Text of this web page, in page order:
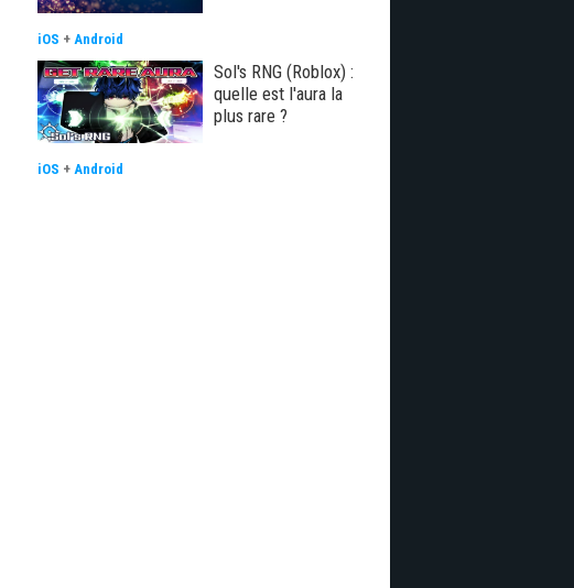
iOS + Android
Sol's RNG (Roblox) :
quelle est l'aura la
plus rare ?
iOS + Android